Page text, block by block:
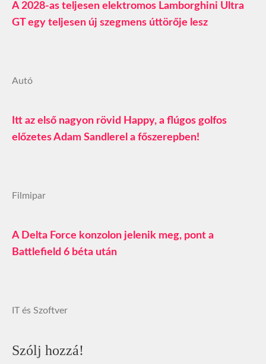
A 2028-as teljesen elektromos Lamborghini Ultra
GT egy teljesen új szegmens úttörője lesz
Autó
Itt az első nagyon rövid Happy, a flúgos golfos
előzetes Adam Sandlerel a főszerepben!
Filmipar
A Delta Force konzolon jelenik meg, pont a
Battlefield 6 béta után
IT és Szoftver
Szólj hozzá!